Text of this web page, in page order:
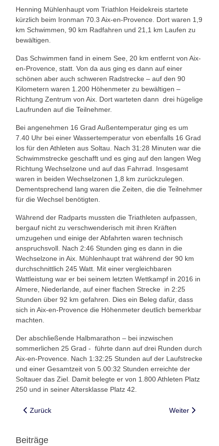
Henning Mühlenhaupt vom Triathlon Heidekreis startete
kürzlich beim Ironman 70.3 Aix-en-Provence. Dort waren 1,9
km Schwimmen, 90 km Radfahren und 21,1 km Laufen zu
bewältigen.
Das Schwimmen fand in einem See, 20 km entfernt von Aix-
en-Provence, statt. Von da aus ging es dann auf einer
schönen aber auch schweren Radstrecke – auf den 90
Kilometern waren 1.200 Höhenmeter zu bewältigen –
Richtung Zentrum von Aix. Dort warteten dann drei hügelige
Laufrunden auf die Teilnehmer.
Bei angenehmen 16 Grad Außentemperatur ging es um
7.40 Uhr bei einer Wassertemperatur von ebenfalls 16 Grad
los für den Athleten aus Soltau. Nach 31:28 Minuten war die
Schwimmstrecke geschafft und es ging auf den langen Weg
Richtung Wechselzone und auf das Fahrrad. Insgesamt
waren in beiden Wechselzonen 1,8 km zurückzulegen.
Dementsprechend lang waren die Zeiten, die die Teilnehmer
für die Wechsel benötigten.
Während der Radparts mussten die Triathleten aufpassen,
bergauf nicht zu verschwenderisch mit ihren Kräften
umzugehen und einige der Abfahrten waren technisch
anspruchsvoll. Nach 2:46 Stunden ging es dann in die
Wechselzone in Aix. Mühlenhaupt trat während der 90 km
durchschnittlich 245 Watt. Mit einer vergleichbaren
Wattleistung war er bei seinem letzten Wettkampf in 2016 in
Almere, Niederlande, auf einer flachen Strecke in 2:25
Stunden über 92 km gefahren. Dies ein Beleg dafür, dass
sich in Aix-en-Provence die Höhenmeter deutlich bemerkbar
machten.
Der abschließende Halbmarathon – bei inzwischen
sommerlichen 25 Grad - führte dann auf drei Runden durch
Aix-en-Provence. Nach 1:32:25 Stunden auf der Laufstrecke
und einer Gesamtzeit von 5.00:32 Stunden erreichte der
Soltauer das Ziel. Damit belegte er von 1.800 Athleten Platz
250 und in seiner Altersklasse Platz 42.
Vorheriger Beitrag: Heidekreis Triathleten in Limmer
Zurück Nächster
Weiter
Beiträge